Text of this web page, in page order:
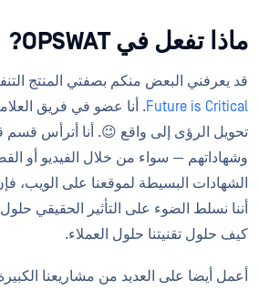
ماذا تفعل في OPSWAT?
قد يعرفني البعض منكم بصفتي المنتج
Future is Critical. أنا عضو في فريق
تحويل الرؤى إلى واقع 😉. أنا أترأس
وشهاداتهم — سواء من خلال الفيديو أو
الشهادات البسيطة لموقعنا على الويب،
أننا نسلط الضوء على التأثير الحقيقي
كيف حلول تقنيتنا حلول العملاء.
أعمل أيضا على العديد من مشاريعنا